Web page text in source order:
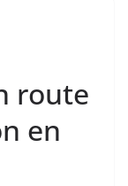
route
en